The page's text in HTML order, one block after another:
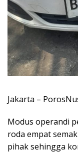
Jakarta –
Modus operandi
roda empat
pihak sehingga